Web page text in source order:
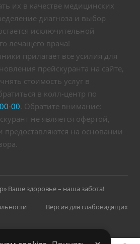
их в качестве медицинских
диагноза и выбор
исключительной
лечащего врача!
прилагает все усилия для
прейскуранта на сайте,
стоимость услуг в
в колл-центр по
00. Обратите внимание:
не является офертой,
предоставляются на основании
Ваше здоровье – наша забота!
Версия для слабовидящих